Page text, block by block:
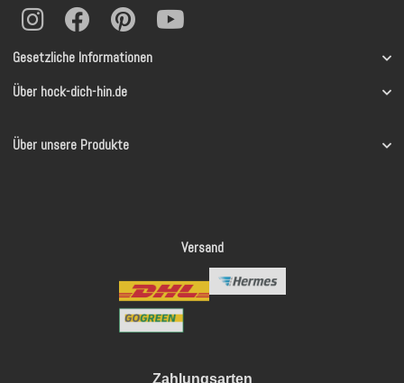
Gesetzliche Informationen
Über hock-dich-hin.de
Über unsere Produkte
Versand
Zahlungsarten